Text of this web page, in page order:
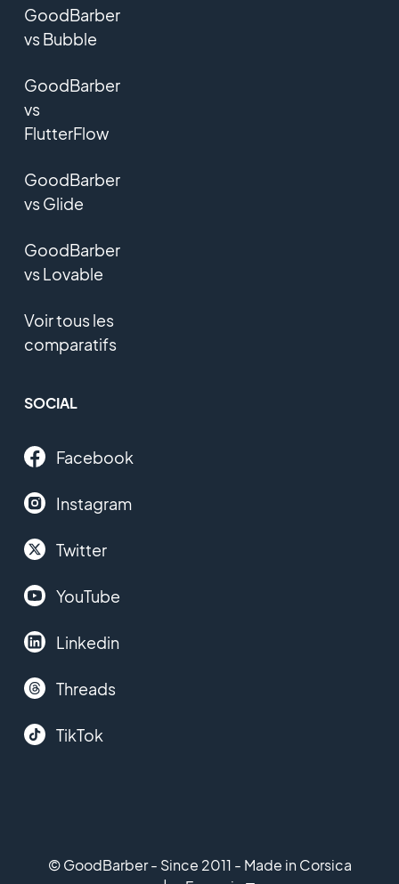
GoodBarber
vs Bubble
GoodBarber
vs
FlutterFlow
GoodBarber
vs Glide
GoodBarber
vs Lovable
Voir tous les
comparatifs
SOCIAL
Facebook
Instagram
Twitter
YouTube
Linkedin
Threads
TikTok
© GoodBarber - Since 2011 - Made in Corsica